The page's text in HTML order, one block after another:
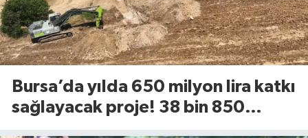
Bursa’da yılda 650 milyon lira katkı
sağlayacak proje! 38 bin 850